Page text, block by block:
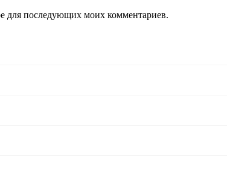
для последующих моих комментариев.